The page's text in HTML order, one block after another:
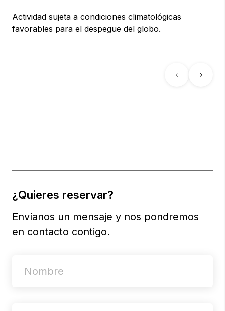
Actividad sujeta a condiciones climatológicas
favorables para el despegue del globo.
¿Quieres reservar?
Envíanos un mensaje y nos pondremos
en contacto contigo.